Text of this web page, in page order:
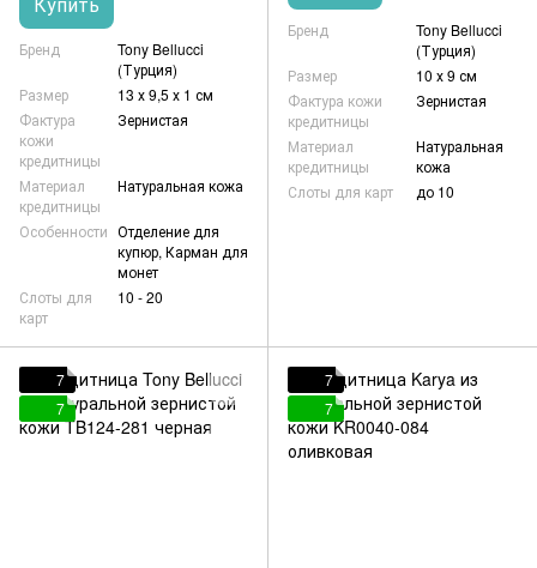
Бренд
Tony Bellucci
(Турция)
Размер
13 х 9,5 х 1 см
Фактура
кожи
кредитницы
Зернистая
Материал
кредитницы
Натуральная кожа
Особенности Отделение для
купюр, Карман для
монет
Слоты для
карт
10 - 20
Бренд
Tony Bellucci
(Турция)
Размер
10 х 9 см
Фактура кожи
кредитницы
Зернистая
Материал
кредитницы
Натуральная
кожа
Слоты для карт
до 10
7
7
7
7